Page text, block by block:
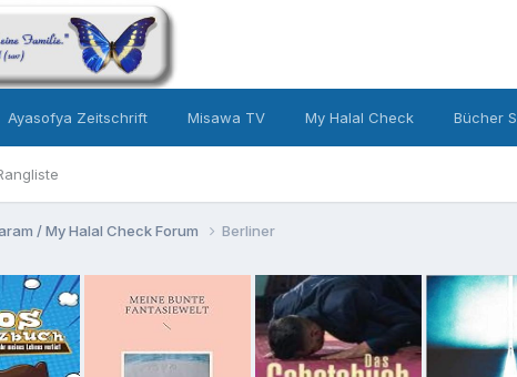
Ayasofya Zeitschrift Misawa TV My Halal Check Bücher
/ My Halal Check Forum Berliner